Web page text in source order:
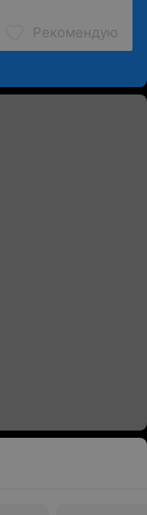
Рекомендую